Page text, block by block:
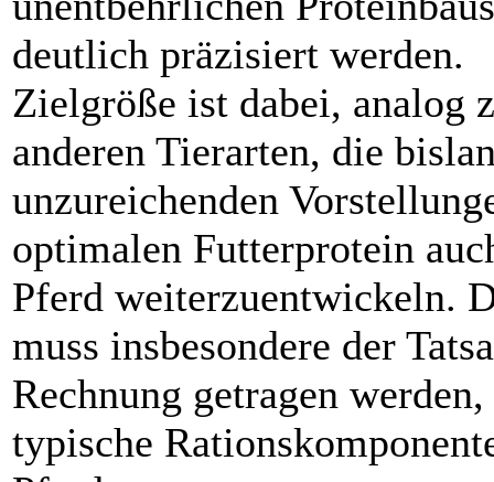
deutlich präzisiert werden.
Zielgröße ist dabei, analog
anderen Tierarten, die
unzureichenden
optimalen Futterprotein
Pferd weiterzuentwickeln.
muss insbesondere der
Rechnung getragen werden,
typische